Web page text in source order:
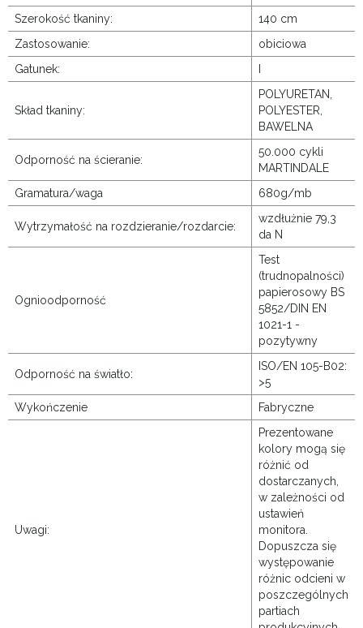
Szerokość tkaniny:
140 cm
Zastosowanie:
obiciowa
Gatunek:
Skład tkaniny:
POLYURETAN,
POLYESTER,
BAWELNA
Odporność na ścieranie:
50.000 cykli
MARTINDALE
Gramatura/waga
680g/mb
Wytrzymałość na rozdzieranie/rozdarcie:
wzdłużnie 79,3
da N
Ognioodporność
Test
(trudnopalności)
papierosowy BS
5852/DIN EN
1021-1 -
pozytywny
Odporność na światło:
ISO/EN 105-B02:
>5
Wykończenie
Fabryczne
Uwagi:
Prezentowane
kolory mogą się
różnić od
dostarczanych,
w zależności od
ustawień
monitora.
Dopuszcza się
występowanie
różnic odcieni w
poszczególnych
partiach